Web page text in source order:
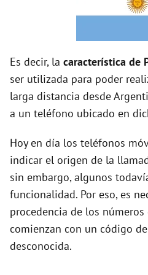
Es decir, la característica de
ser utilizada para poder
larga distancia desde
a un teléfono ubicado en
Hoy en día los teléfonos
indicar el origen de la
sin embargo, algunos
funcionalidad. Por eso, es
procedencia de los
comienzan con un código
desconocida.